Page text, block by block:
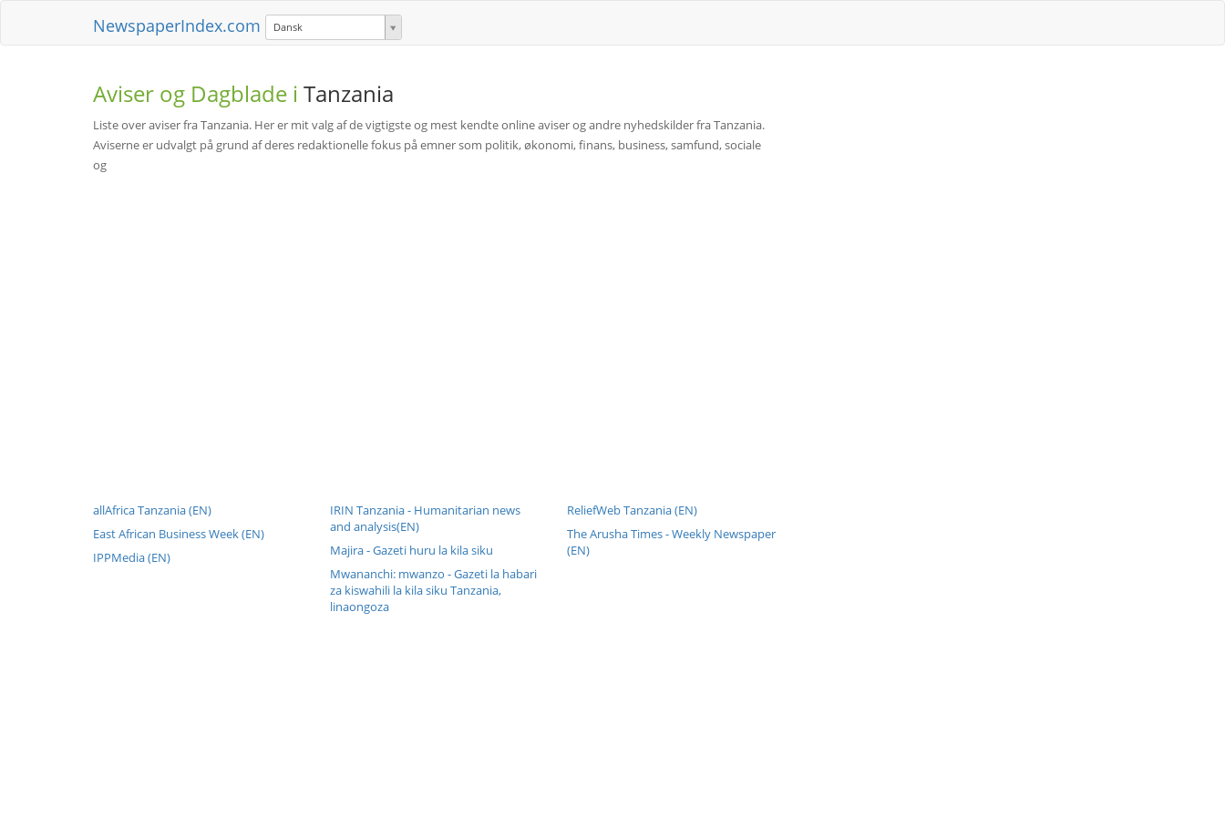
NewspaperIndex.com Dansk
Aviser og Dagblade i Tanzania
Liste over aviser fra Tanzania. Her er mit valg af de vigtigste og mest kendte online aviser og andre nyhedskilder fra Tanzania.
Aviserne er udvalgt på grund af deres redaktionelle fokus på emner som politik, økonomi, finans, business, samfund, sociale
og
allAfrica Tanzania (EN)
East African Business Week (EN)
IPPMedia (EN)
IRIN Tanzania - Humanitarian news
and analysis(EN)
Majira - Gazeti huru la kila siku
Mwananchi: mwanzo - Gazeti la habari
za kiswahili la kila siku Tanzania,
linaongoza
ReliefWeb Tanzania (EN)
The Arusha Times - Weekly Newspaper
(EN)